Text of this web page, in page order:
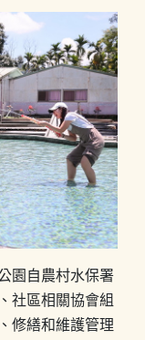
園自農村水保署
社區相關協會組
修繕和維護管理